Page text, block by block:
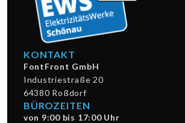
KONTAKT
FontFront GmbH
Industriestraße 20
64380 Roßdorf
BÜROZEITEN
von 9:00 bis 17:00 Uhr